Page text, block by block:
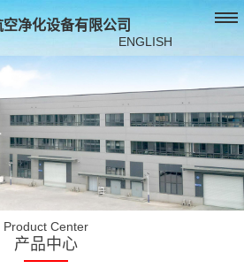
净化设备有限公司
ENGLISH
Product Center
产品中心